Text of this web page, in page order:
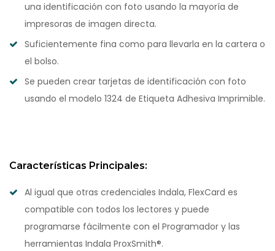
una identificación con foto usando la mayoría de
impresoras de imagen directa.
Suficientemente fina como para llevarla en la cartera o
el bolso.
Se pueden crear tarjetas de identificación con foto
usando el modelo 1324 de Etiqueta Adhesiva Imprimible.
Características Principales:
Al igual que otras credenciales Indala, FlexCard es
compatible con todos los lectores y puede
programarse fácilmente con el Programador y las
herramientas Indala ProxSmith®.